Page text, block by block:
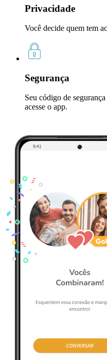
Privacidade
Você decide quem tem
Segurança
Seu código de
acesse o app.